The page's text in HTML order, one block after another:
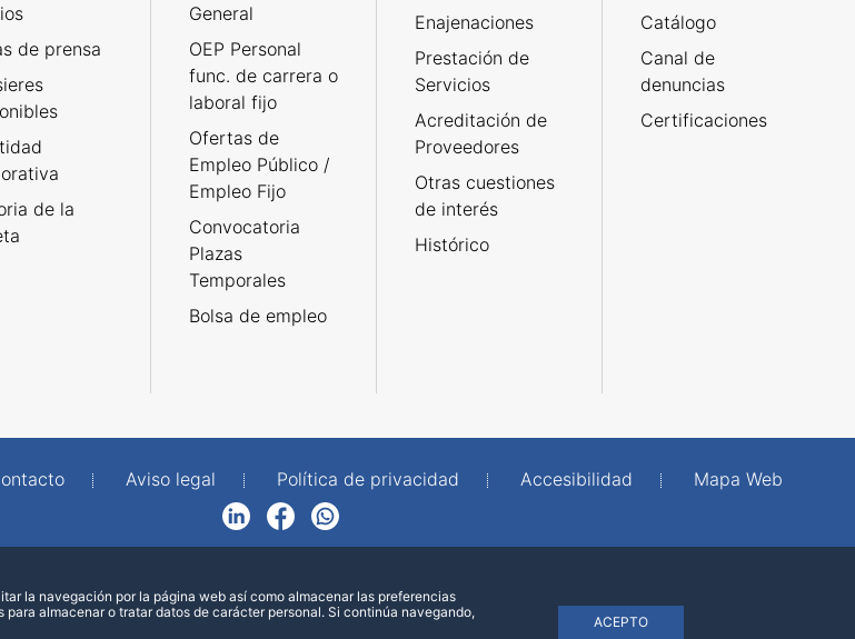
de prensa
de la
General
OEP Personal
func. de carrera o
laboral fijo
Ofertas de
Empleo Público /
Empleo Fijo
Convocatoria
Plazas
Temporales
Bolsa de empleo
Enajenaciones
Prestación de
Servicios
Acreditación de
Proveedores
Otras cuestiones
de interés
Histórico
Catálogo
Canal de
denuncias
Certificaciones
Aviso legal Política de privacidad Accesibilidad
Mapa Web
FacebookWhatsApp
la navegación por la página web así como almacenar las preferencias
almacenar o tratar datos de carácter personal. Si continúa navegando,
ACEPTO